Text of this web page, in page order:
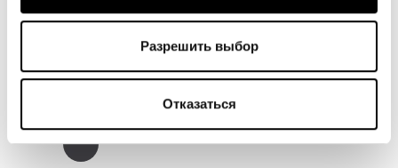
Разрешить выбор
Отказаться